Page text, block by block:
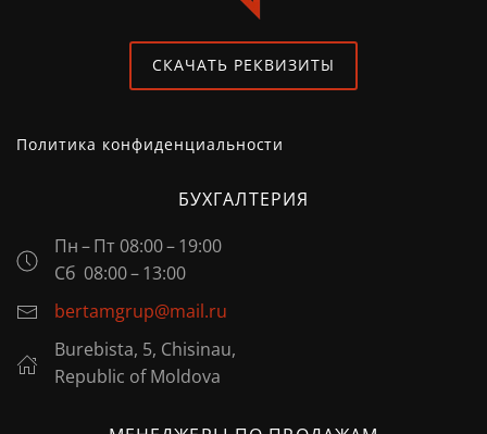
СКАЧАТЬ РЕКВИЗИТЫ
Политика конфиденциальности
БУХГАЛТЕРИЯ
Пн – Пт 08:00 – 19:00
Сб 08:00 – 13:00
bertamgrup@mail.ru
Burebista, 5, Chisinau,
Republic of Moldova